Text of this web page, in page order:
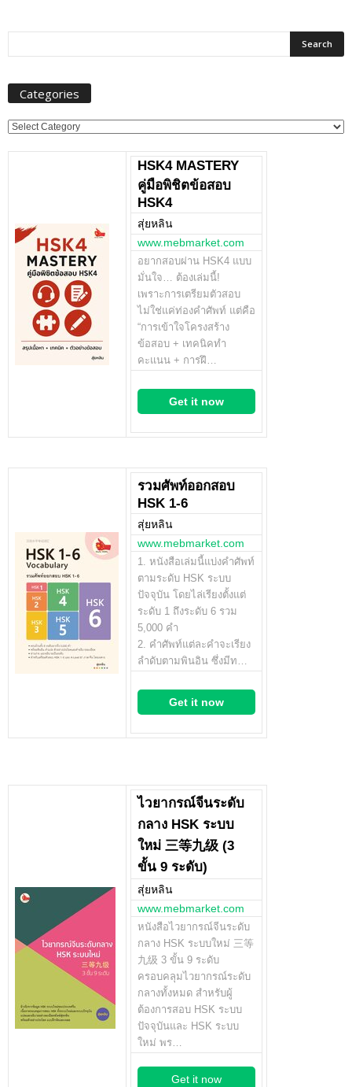
Categories
Categories
HSK4 MASTERY
คู่มือพิชิตข้อสอบ
HSK4
สุ่ยหลิน
www.mebmarket.com
อยากสอบผ่าน HSK4 แบบ
มั่นใจ… ต้องเล่มนี้!
เพราะการเตรียมตัวสอบ
ไม่ใช่แค่ท่องคำศัพท์ แต่คือ
“การเข้าใจโครงสร้าง
ข้อสอบ + เทคนิคทำ
คะแนน + การฝึ…
Get it now
รวมศัพท์ออกสอบ
HSK 1-6
สุ่ยหลิน
www.mebmarket.com
1. หนังสือเล่มนี้แบ่งคำศัพท์
ตามระดับ HSK ระบบ
ปัจจุบัน โดยไล่เรียงตั้งแต่
ระดับ 1 ถึงระดับ 6 รวม
5,000 คำ
2. คำศัพท์แต่ละคำจะเรียง
ลำดับตามพินอิน ซึ่งมีท…
Get it now
ไวยากรณ์จีนระดับ
กลาง HSK ระบบ
ใหม่ 三等九级 (3
ขั้น 9 ระดับ)
สุ่ยหลิน
www.mebmarket.com
หนังสือไวยากรณ์จีนระดับ
กลาง HSK ระบบใหม่ 三等
九级 3 ขั้น 9 ระดับ
ครอบคลุมไวยากรณ์ระดับ
กลางทั้งหมด สำหรับผู้
ต้องการสอบ HSK ระบบ
ปัจจุบันและ HSK ระบบ
ใหม่ พร…
Get it now